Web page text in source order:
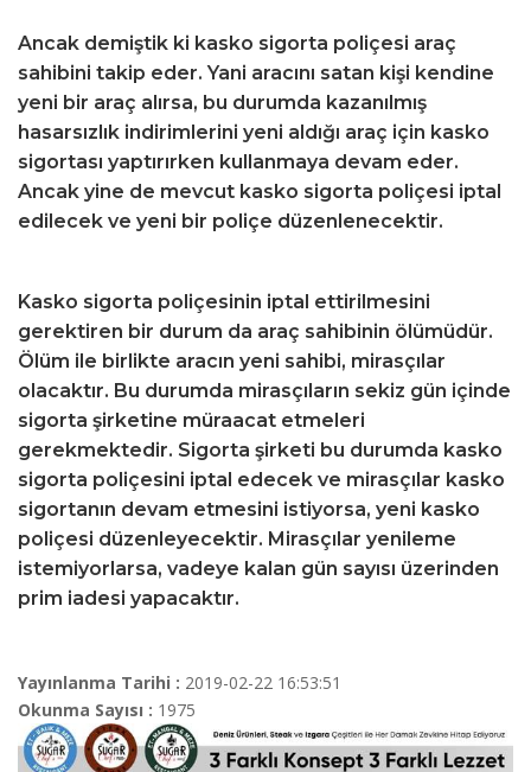
Ancak demiştik ki kasko sigorta poliçesi araç
sahibini takip eder. Yani aracını satan kişi kendine
yeni bir araç alırsa, bu durumda kazanılmış
hasarsızlık indirimlerini yeni aldığı araç için kasko
sigortası yaptırırken kullanmaya devam eder.
Ancak yine de mevcut kasko sigorta poliçesi iptal
edilecek ve yeni bir poliçe düzenlenecektir.
Kasko sigorta poliçesinin iptal ettirilmesini
gerektiren bir durum da araç sahibinin ölümüdür.
Ölüm ile birlikte aracın yeni sahibi, mirasçılar
olacaktır. Bu durumda mirasçıların sekiz gün içinde
sigorta şirketine müraacat etmeleri
gerekmektedir. Sigorta şirketi bu durumda kasko
sigorta poliçesini iptal edecek ve mirasçılar kasko
sigortanın devam etmesini istiyorsa, yeni kasko
poliçesi düzenleyecektir. Mirasçılar yenileme
istemiyorlarsa, vadeye kalan gün sayısı üzerinden
prim iadesi yapacaktır.
Yayınlanma Tarihi : 2019-02-22 16:53:51
Okunma Sayısı : 1975